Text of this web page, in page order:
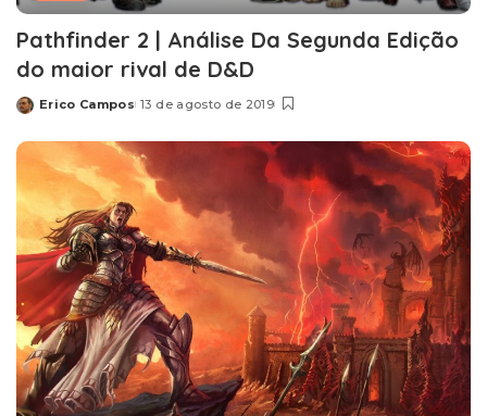
Pathfinder 2 | Análise Da Segunda Edição
do maior rival de D&D
Posted
Erico Campos 13 de agosto de 2019